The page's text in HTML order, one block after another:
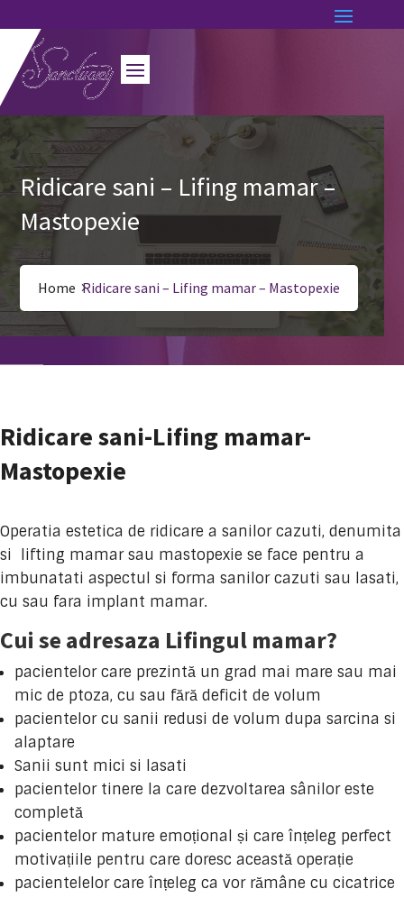
Ridicare sani – Lifing mamar –
Mastopexie
Home Ridicare sani – Lifing mamar – Mastopexie
Ridicare sani-Lifing mamar-
Mastopexie
Operatia estetica de ridicare a sanilor cazuti, denumita
si lifting mamar sau mastopexie se face pentru a
imbunatati aspectul si forma sanilor cazuti sau lasati,
cu sau fara implant mamar.
Cui se adresaza Lifingul mamar?
pacientelor care prezintă un grad mai mare sau mai
mic de ptoza, cu sau fără deficit de volum
pacientelor cu sanii redusi de volum dupa sarcina si
alaptare
Sanii sunt mici si lasati
pacientelor tinere la care dezvoltarea sânilor este
completă
pacientelor mature emoțional și care înțeleg perfect
motivațiile pentru care doresc această operație
pacientelelor care înțeleg ca vor rămâne cu cicatrice